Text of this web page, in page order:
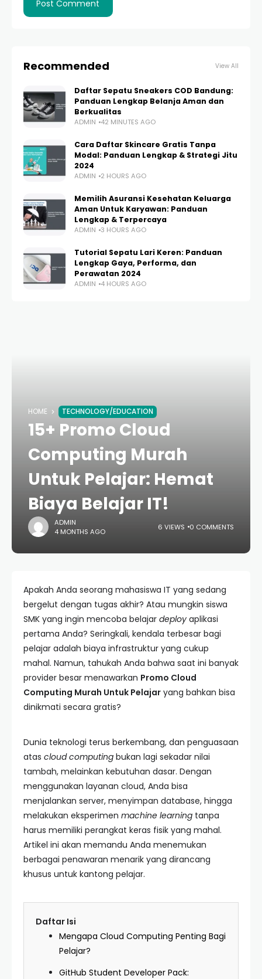
Recommended View All
Daftar Sepatu Sneakers COD Bandung:
Panduan Lengkap Belanja Aman dan
Berkualitas
ADMIN 42 MINUTES AGO
Cara Daftar Skincare Gratis Tanpa
Modal: Panduan Lengkap & Strategi Jitu
2024
ADMIN 2 HOURS AGO
Memilih Asuransi Kesehatan Keluarga
Aman Untuk Karyawan: Panduan
Lengkap & Terpercaya
ADMIN 3 HOURS AGO
Tutorial Sepatu Lari Keren: Panduan
Lengkap Gaya, Performa, dan
Perawatan 2024
ADMIN 4 HOURS AGO
HOME TECHNOLOGY/EDUCATION
15+ Promo Cloud
Computing Murah
Untuk Pelajar: Hemat
Biaya Belajar IT!
ADMIN
4 MONTHS AGO
6 VIEWS 0 COMMENTS
Apakah Anda seorang mahasiswa IT yang sedang
bergelut dengan tugas akhir? Atau mungkin siswa
SMK yang ingin mencoba belajar deploy aplikasi
pertama Anda? Seringkali, kendala terbesar bagi
pelajar adalah biaya infrastruktur yang cukup
mahal. Namun, tahukah Anda bahwa saat ini banyak
provider besar menawarkan Promo Cloud
Computing Murah Untuk Pelajar yang bahkan bisa
dinikmati secara gratis?
Dunia teknologi terus berkembang, dan penguasaan
atas cloud computing bukan lagi sekadar nilai
tambah, melainkan kebutuhan dasar. Dengan
menggunakan layanan cloud, Anda bisa
menjalankan server, menyimpan database, hingga
melakukan eksperimen machine learning tanpa
harus memiliki perangkat keras fisik yang mahal.
Artikel ini akan memandu Anda menemukan
berbagai penawaran menarik yang dirancang
khusus untuk kantong pelajar.
Daftar Isi
Mengapa Cloud Computing Penting Bagi
Pelajar?
GitHub Student Developer Pack: